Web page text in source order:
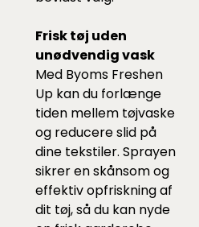
Frisk tøj uden
unødvendig vask
Med Byoms Freshen
Up kan du forlænge
tiden mellem tøjvaske
og reducere slid på
dine tekstiler. Sprayen
sikrer en skånsom og
effektiv opfriskning af
dit tøj, så du kan nyde